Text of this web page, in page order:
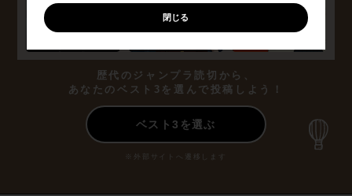
歴代のジャンプラ読切から、
あなたのベスト3を選んで投稿しよう！
ベスト3を選ぶ
※外部サイトへ遷移します
閉じる